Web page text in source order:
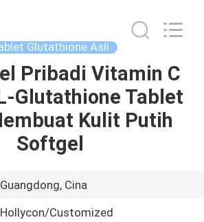
Glutathione Asli
Pribadi Vitamin C
Glutathione Tablet
Kulit Putih
Softgel
Guangdong, Cina
Hollycon/Customized